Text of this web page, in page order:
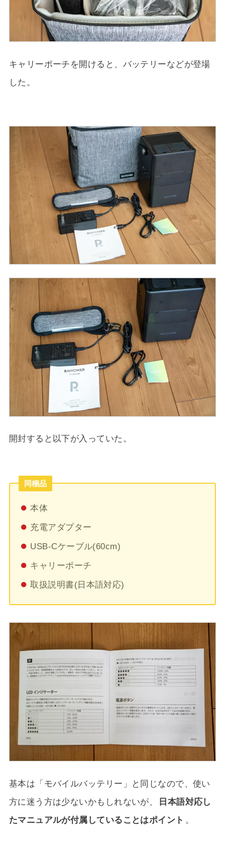
キャリーポーチを開けると、バッテリーなどが登場
した。
開封すると以下が入っていた。
同梱品
本体
充電アダプター
USB-Cケーブル(60cm)
キャリーポーチ
取扱説明書(日本語対応)
基本は「モバイルバッテリー」と同じなので、使い
方に迷う方は少ないかもしれないが、
日本語対応し
たマニュアルが付属していることはポイント 。